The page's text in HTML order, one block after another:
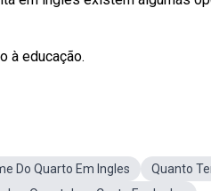
à educação.
Do Quarto Em Ingles
Quanto